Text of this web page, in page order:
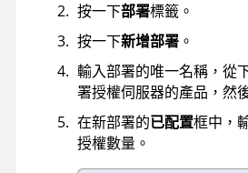
按一下部署標籤。
按一下新增部署 。
輸入部署的唯一名稱，從
署授權伺服器的產品，然
在新部署的已配置框中，
授權數量。